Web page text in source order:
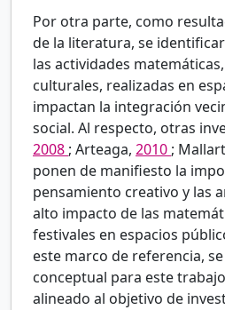
Por otra parte, como
de la literatura, se
las actividades
culturales, realizadas en
impactan la integración
social. Al respecto, otras
2008; Arteaga, 2010;
ponen de manifiesto la
pensamiento creativo y las
alto impacto de las
festivales en espacios
este marco de referencia,
conceptual para este
alineado al objetivo de